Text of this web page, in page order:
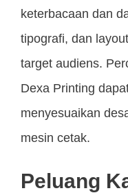
keterbacaan dan
tipografi, dan
target audiens.
Dexa Printing
menyesuaikan
mesin cetak.
Peluang